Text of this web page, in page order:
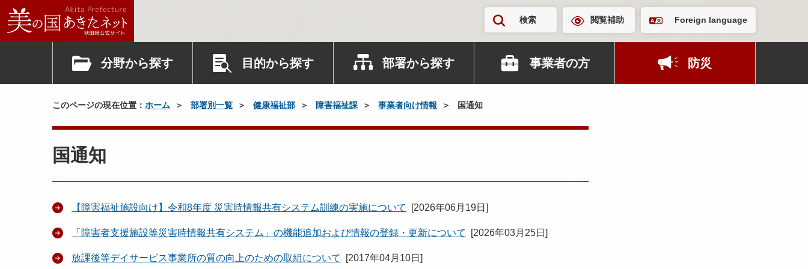
検索 閲覧補助 Foreign language
分野から探す 目的から探す 部署から探す 事業者の方 防災
このページの現在位置： ホーム 部署別一覧 健康福祉部 障害福祉課 事業者向け情報 国通知
国通知
【障害福祉施設向け】令和8年度 災害時情報共有システム訓練の実施について [2026年06月19日 ]
「障害者支援施設等災害時情報共有システム」の機能追加および情報の登録・更新について [2026年03月25日 ]
放課後等デイサービス事業所の質の向上のための取組について [2017年04月10日 ]